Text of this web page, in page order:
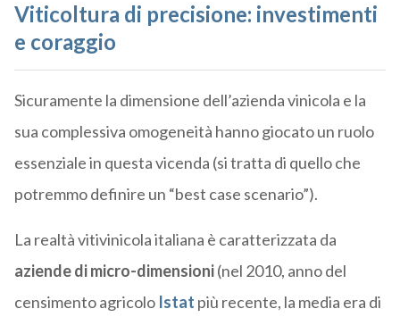
Viticoltura di precisione: investimenti
e coraggio
Sicuramente la dimensione dell’azienda vinicola e la
sua complessiva omogeneità hanno giocato un ruolo
essenziale in questa vicenda (si tratta di quello che
potremmo definire un “best case scenario”).
La realtà vitivinicola italiana è caratterizzata da
aziende di micro-dimensioni(nel 2010, anno del
censimento agricolo Istat più recente, la media era di